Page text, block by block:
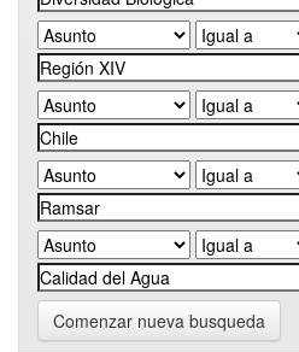
Comenzar nueva busqueda